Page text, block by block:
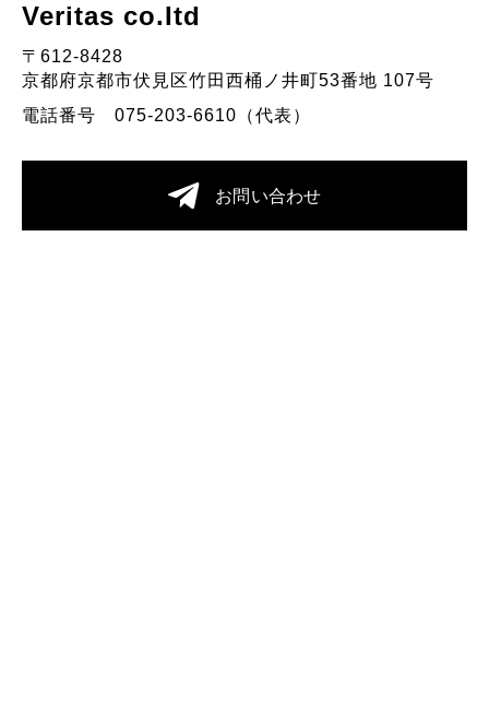
Veritas co.Itd
〒612-8428
京都府京都市伏見区竹田西桶ノ井町53番地 107号
電話番号 075-203-6610（代表）